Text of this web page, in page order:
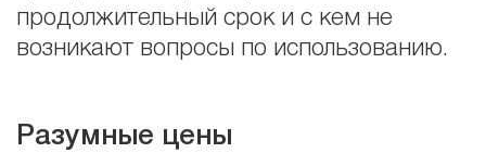
продолжительный срок и с кем не
возникают вопросы по использованию.
Разумные цены